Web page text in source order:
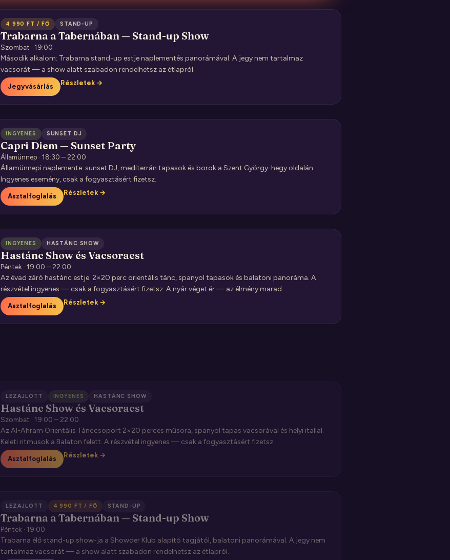
4 990 FT / FŐ STAND-UP
Trabarna a Tabernában — Stand-up Show
Szombat · 19:00
Második alkalom: Trabarna stand-up estje naplementés panorámával. A jegy nem tartalmaz
vacsorát — a show alatt szabadon rendelhetsz az étlapról.
Jegyvásárlás Részletek →
INGYENES SUNSET DJ
Capri Diem — Sunset Party
Államünnep · 18:30 – 22:00
Államünnepi naplemente: sunset DJ, mediterrán tapasok és borok a Szent György-hegy oldalán.
Ingyenes esemény, csak a fogyasztásért fizetsz.
Asztalfoglalás Részletek →
INGYENES HASTÁNC SHOW
Hastánc Show és Vacsoraest
Péntek · 19:00 – 22:00
Az évad záró hastánc estje: 2×20 perc orientális tánc, spanyol tapasok és balatoni panoráma. A
részvétel ingyenes — csak a fogyasztásért fizetsz. A nyár véget ér — az élmény marad.
Asztalfoglalás Részletek →
LEZAJLOTT INGYENES HASTÁNC SHOW
Hastánc Show és Vacsoraest
Szombat · 19:00 – 22:00
Az Al-Ahram Orientális Tánccsoport 2×20 perces műsora, spanyol tapas vacsorával és helyi itallal.
Keleti ritmusok a Balaton felett. A részvétel ingyenes — csak a fogyasztásért fizetsz.
Asztalfoglalás Részletek →
LEZAJLOTT 4 990 FT / FŐ STAND-UP
Trabarna a Tabernában — Stand-up Show
Péntek · 19:00
Trabarna élő stand-up show-ja a Showder Klub alapító tagjától, balatoni panorámával. A jegy nem
tartalmaz vacsorát — a show alatt szabadon rendelhetsz az étlapról.